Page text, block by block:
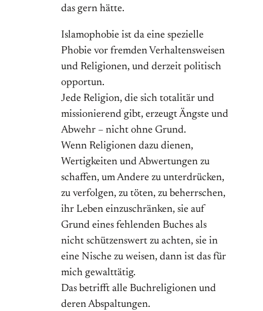
das gern hätte.
Islamophobie ist da eine spezielle
Phobie vor fremden Verhaltensweisen
und Religionen, und derzeit politisch
opportun.
Jede Religion, die sich totalitär und
missionierend gibt, erzeugt Ängste und
Abwehr – nicht ohne Grund.
Wenn Religionen dazu dienen,
Wertigkeiten und Abwertungen zu
schaffen, um Andere zu unterdrücken,
zu verfolgen, zu töten, zu beherrschen,
ihr Leben einzuschränken, sie auf
Grund eines fehlenden Buches als
nicht schützenswert zu achten, sie in
eine Nische zu weisen, dann ist das für
mich gewalttätig.
Das betrifft alle Buchreligionen und
deren Abspaltungen.